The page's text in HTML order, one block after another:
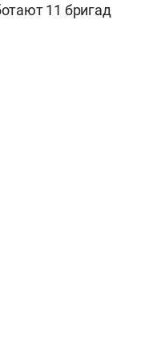
11 бригад